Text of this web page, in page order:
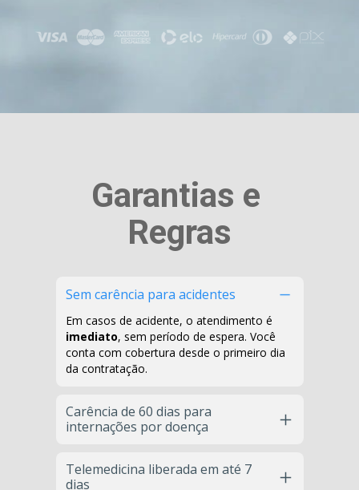
Garantias e
Regras
Sem carência para acidentes
imediato, sem período de espera. Você
conta com cobertura desde o primeiro dia
da contratação.
Carência de 60 dias para
internações por doença
o período de carência é de apenas 60 dias
Após esse prazo, você já tem acesso
Telemedicina liberada em até 7
dias